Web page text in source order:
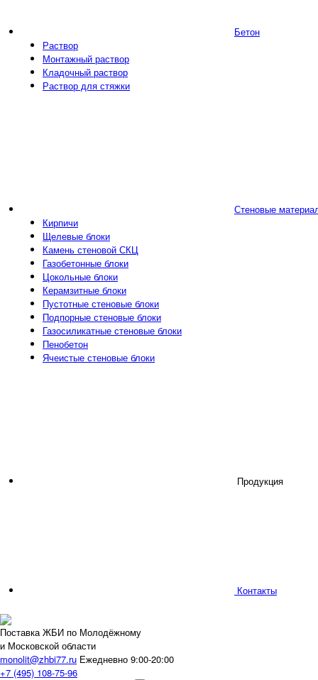
Бетон
Раствор
Монтажный раствор
Кладочный раствор
Раствор для стяжки
Стеновые
Кирпичи
Щелевые блоки
Камень стеновой СКЦ
Газобетонные блоки
Цокольные блоки
Керамзитные блоки
Пустотные стеновые блоки
Подпорные стеновые блоки
Газосиликатные стеновые блоки
Пенобетон
Ячеистые стеновые блоки
Продукция
Контакты
Поставка ЖБИ по Молодёжному
и Московской области
monolit@zhbi77.ru Ежедневно 9:00-20:00
+7 (495) 108-75-96